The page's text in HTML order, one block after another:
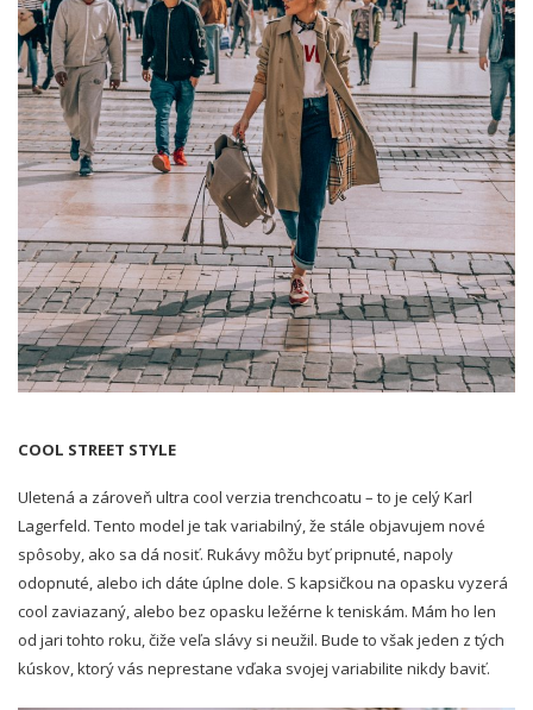
COOL STREET STYLE
Uletená a zároveň ultra cool verzia trenchcoatu – to je celý Karl
Lagerfeld. Tento model je tak variabilný, že stále objavujem nové
spôsoby, ako sa dá nosiť. Rukávy môžu byť pripnuté, napoly
odopnuté, alebo ich dáte úplne dole. S kapsičkou na opasku vyzerá
cool zaviazaný, alebo bez opasku ležérne k teniskám. Mám ho len
od jari tohto roku, čiže veľa slávy si neužil. Bude to však jeden z tých
kúskov, ktorý vás neprestane vďaka svojej variabilite nikdy baviť.